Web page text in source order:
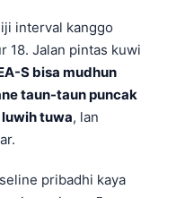
interval kanggo
18. Jalan pintas kuwi
S bisa mudhun
taun-taun puncak
tuwa, lan
pribadhi kaya